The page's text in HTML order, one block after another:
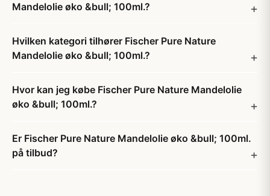
Mandelolie øko &bull; 100ml.?
Hvilken kategori tilhører Fischer Pure Nature
Mandelolie øko &bull; 100ml.?
Hvor kan jeg købe Fischer Pure Nature Mandelolie
øko &bull; 100ml.?
Er Fischer Pure Nature Mandelolie øko &bull; 100ml.
på tilbud?